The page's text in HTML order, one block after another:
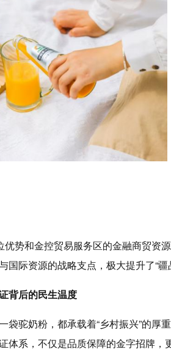
优势和金控贸易服务区的金融商贸资
际资源的战略支点，极大提升了“疆
背后的民生温度
驼奶粉，都承载着“乡村振兴”的厚
体系，不仅是品质保障的金字招牌，